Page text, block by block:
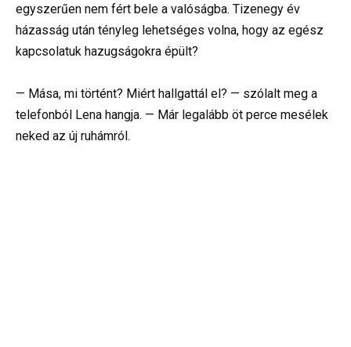
egyszerűen nem fért bele a valóságba. Tizenegy év
házasság után tényleg lehetséges volna, hogy az egész
kapcsolatuk hazugságokra épült?
— Mása, mi történt? Miért hallgattál el? — szólalt meg a
telefonból Lena hangja. — Már legalább öt perce mesélek
neked az új ruhámról.